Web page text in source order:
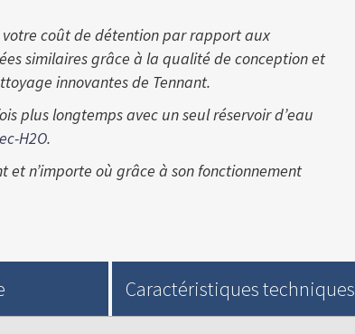
votre coût de détention par rapport aux
similaires grâce à la qualité de conception et
innovantes de Tennant.
plus longtemps avec un seul réservoir d’eau
H2O.
et n’importe où grâce à son fonctionnement
Caractéristiques techniques